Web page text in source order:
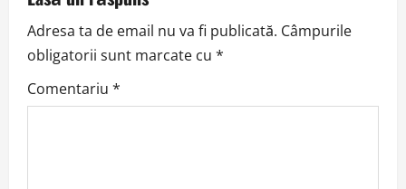
v
i
g
Adresa ta de email nu va fi publicată. Câmpurile
obligatorii sunt marcate cu *
Comentariu *